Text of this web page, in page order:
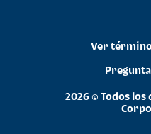
2026 © Todos
Ver